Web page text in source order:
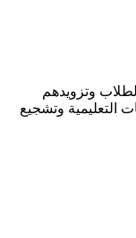
وتزويدهم
التعليمية وتشجيع